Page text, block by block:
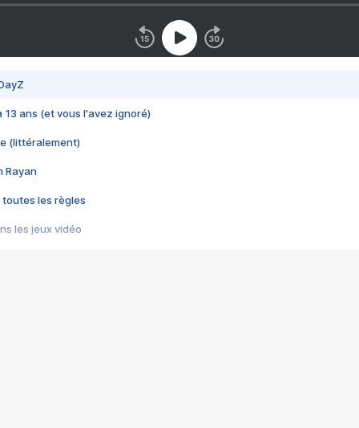
13 ans (et vous l'avez ignoré)
(littéralement)
Rayan
toutes les règles
les jeux vidéo